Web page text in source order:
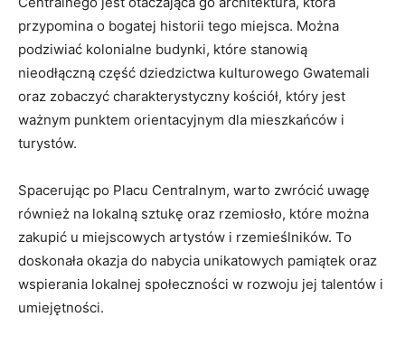
przypomina o bogatej ‌historii tego miejsca.⁤ Można
‌podziwiać kolonialne‌ budynki, które stanowią
⁢nieodłączną część dziedzictwa kulturowego Gwatemali
oraz zobaczyć charakterystyczny kościół, który⁣ jest
ważnym​ punktem orientacyjnym dla mieszkańców i
turystów.
Spacerując​ po⁤ Placu Centralnym, warto zwrócić‍ uwagę
również na lokalną ‌sztukę ⁣oraz rzemiosło, które ‍można
zakupić u miejscowych artystów ⁣i ⁤rzemieślników. ⁣To‌
doskonała okazja ‌do nabycia ​unikatowych ​pamiątek‌ oraz
wspierania lokalnej społeczności ‌w‍ rozwoju jej talentów i
umiejętności.